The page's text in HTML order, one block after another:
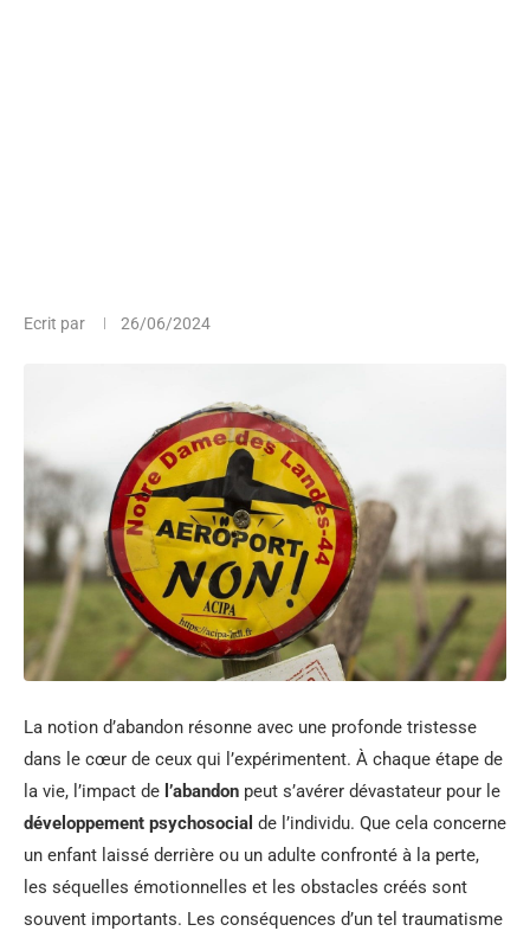
Ecrit par 26/06/2024
La notion d’abandon résonne avec une profonde tristesse
dans le cœur de ceux qui l’expérimentent. À chaque étape de
la vie, l’impact de l’abandon peut s’avérer dévastateur pour le
développement psychosocial de l’individu. Que cela concerne
un enfant laissé derrière ou un adulte confronté à la perte,
les séquelles émotionnelles et les obstacles créés sont
souvent importants. Les conséquences d’un tel traumatisme